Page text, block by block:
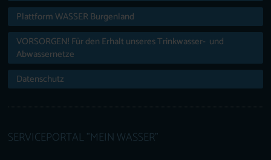
Plattform WASSER Burgenland
VORSORGEN! Für den Erhalt unseres Trinkwasser- und
Abwassernetze
Datenschutz
SERVICEPORTAL "MEIN WASSER"